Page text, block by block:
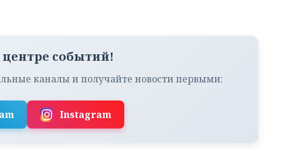
центре событий!
каналы и получайте новости первыми:
Instagram